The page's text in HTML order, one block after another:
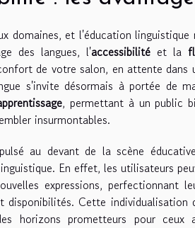
domaines, et l'éducation
des langues, l'accessibilité et la
de votre salon, en attente dans
s'invite désormais à portée de
, permettant à un public
insurmontables.
au devant de la scène
En effet, les utilisateurs
expressions, perfectionnant
Cette individualisation
horizons prometteurs pour